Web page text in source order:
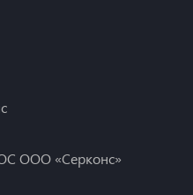
ООО «Серконс»